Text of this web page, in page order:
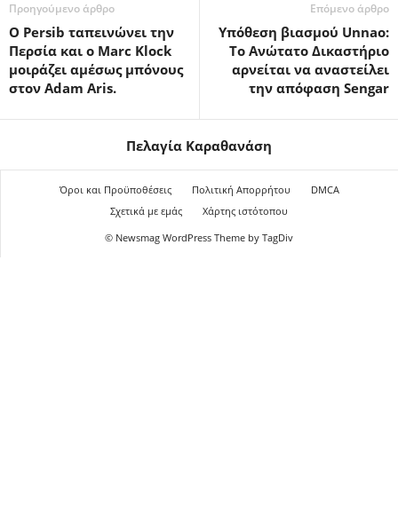
Προηγούμενο άρθρο
Ο Persib ταπεινώνει την
Περσία και ο Marc Klock
μοιράζει αμέσως μπόνους
στον Adam Aris.
Επόμενο άρθρο
Υπόθεση βιασμού Unnao:
Το Ανώτατο Δικαστήριο
αρνείται να αναστείλει
την απόφαση Sengar
Πελαγία Καραθανάση
Όροι και Προϋποθέσεις Πολιτική Απορρήτου
DMCA
Σχετικά με εμάς
Χάρτης ιστότοπου
© Newsmag WordPress Theme by TagDiv